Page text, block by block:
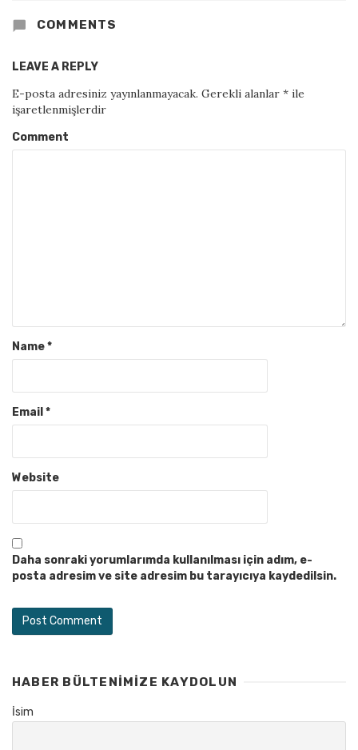
COMMENTS
LEAVE A REPLY
E-posta adresiniz yayınlanmayacak. Gerekli alanlar * ile
işaretlenmişlerdir
Comment
Name*
Email *
Website
Daha sonraki yorumlarımda kullanılması için adım, e-
posta adresim ve site adresim bu tarayıcıya kaydedilsin.
HABER BÜLTENIMIZE KAYDOLUN
İsim